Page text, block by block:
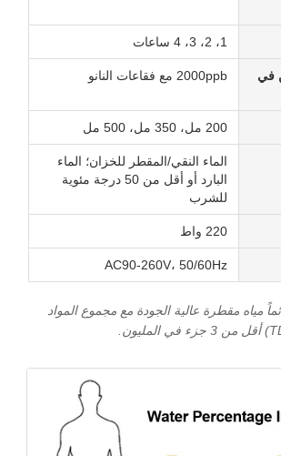
في
2000ppb مع فقاعات النانو
200 مل، 350 مل، 500 مل
الماء النقي/المقطر للخزان؛ الماء
البارد أو أقل من 50 درجة مئوية
للشرب
220 واط
AC90-260V، 50/60Hz
مياه مقطرة عالية الجودة مع مجموع المواد